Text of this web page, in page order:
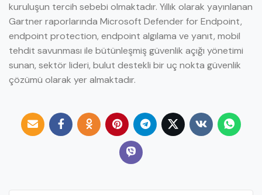
kuruluşun tercih sebebi olmaktadır. Yıllık olarak yayınlanan
Gartner raporlarında Microsoft Defender for Endpoint,
endpoint protection, endpoint algılama ve yanıt, mobil
tehdit savunması ile bütünleşmiş güvenlik açığı yönetimi
sunan, sektör lideri, bulut destekli bir uç nokta güvenlik
çözümü olarak yer almaktadır.